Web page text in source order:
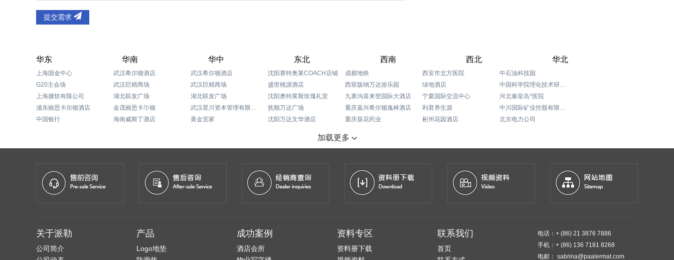
提交需求
华东 华南 华中 东北 西南 西北 华北
上海国金中心
G20主会场
上海微软有限公司
浦东丽思卡尔顿酒店
中国银行
上海浦东嘉里中心
中国储备粮管理总公司
华东师范大学
范思哲Versace专卖店
上海海关
武汉希尔顿酒店
武汉巨精商场
湖北联发广场
金茂丽思卡尓顿
海南威斯丁酒店
东莞市维也娜酒店
三亚格林豪泰酒店
福州东二环泰禾广场
武汉希尔顿酒店
武汉巨精商场
湖北联发广场
武汉星川资本管理有限公司
黄金宜家
长沙时代奥特莱斯购物中心
长沙瑞吉酒店
沈阳赛特奥莱COACH店铺
盛世桃源酒店
沈阳奥特莱斯玫瑰礼堂
抚顺万达广场
沈阳万达文华酒店
锦州会展中心
长白山万达宜必思酒店
成都地铁
西双版纳万达游乐园
九寨沟喜来登国际大酒店
重庆嘉兴希尔顿逸林酒店
重庆葵花药业
重庆希尔顿逸林酒店
首座万豪
成都帝盛君豪酒店
成都一汽大众
重庆会展中心
重庆万州希尔顿酒店
西安市北方医院
绿地酒店
宁夏国际交流中心
利君养生源
彬州花园酒店
中石油科技园
中国科学院理化技术研究所
河北秦皇岛*医院
中川国际矿业控股有限公司
北京电力公司
神舟租车
SOHO世纪大道项目部
北京智选假日酒店
北京美高美酒店
北京珠三角JW万豪酒店
加载更多
关于派勒
公司简介
产品
Logo地垫
成功案例
酒店会所
资料专区
资料册下载
联系我们
首页
电话：+ (86) 21 3876 7886
手机：+ (86) 136 7181 8268
电邮： sabrina@paalermat.com